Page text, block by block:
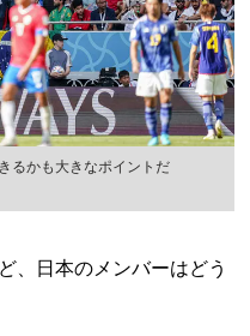
るかも大きなポイントだ
、日本のメンバーはどう